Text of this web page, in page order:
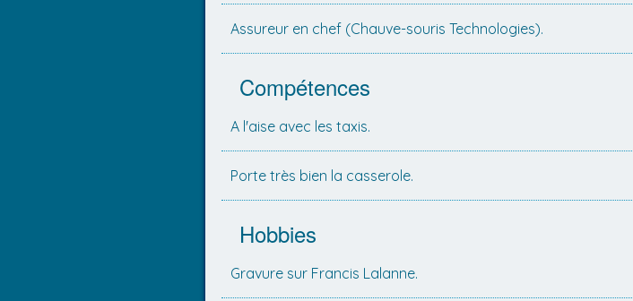
Assureur en chef (Chauve-souris Technologies).
Compétences
A l'aise avec les taxis.
Porte très bien la casserole.
Hobbies
Gravure sur Francis Lalanne.